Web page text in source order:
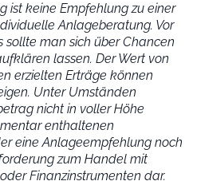
ist keine Empfehlung zu einer
Anlageberatung. Vor
man sich über Chancen
lassen. Der Wert von
erzielten Erträge können
Unter Umständen
nicht in voller Höhe
enthaltenen
eine Anlageempfehlung noch
zum Handel mit
Finanzinstrumenten dar.